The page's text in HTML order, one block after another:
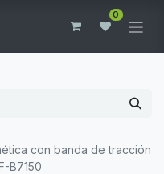
0
con banda de tracción
B7150